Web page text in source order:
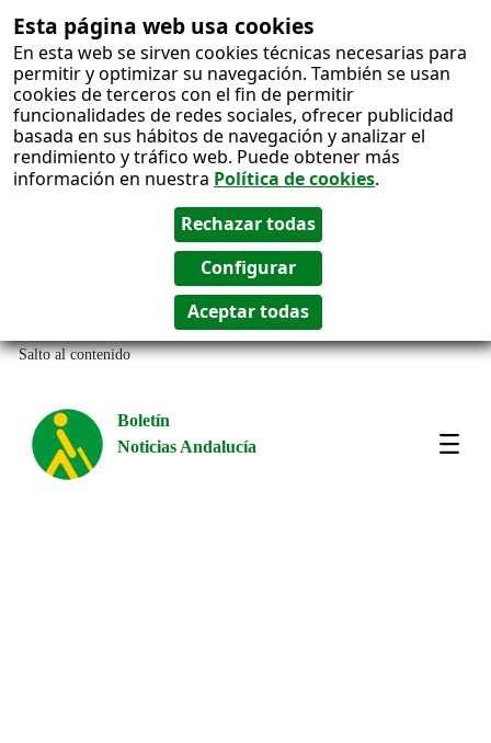
Esta página web usa cookies
En esta web se sirven cookies técnicas necesarias para
permitir y optimizar su navegación. También se usan
cookies de terceros con el fin de permitir
funcionalidades de redes sociales, ofrecer publicidad
basada en sus hábitos de navegación y analizar el
rendimiento y tráfico web. Puede obtener más
información en nuestra Política de cookies.
Salto al contenido
Boletín
Noticias Andalucía